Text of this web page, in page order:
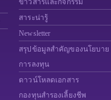
ข่าวสารและกิจกรรม
สาระน่ารู้
Newsletter
สรุปข้อมูลสำคัญของนโยบาย
การลงทุน
ดาวน์โหลดเอกสาร
กองทุนสำรองเลี้ยงชีพ